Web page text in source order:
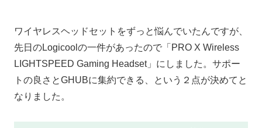
ワイヤレスヘッドセットをずっと悩んでいたんですが、
先日のLogicoolの一件があったので「PRO X Wireless
LIGHTSPEED Gaming Headset」にしました。サポー
トの良さとGHUBに集約できる、という２点が決めてと
なりました。